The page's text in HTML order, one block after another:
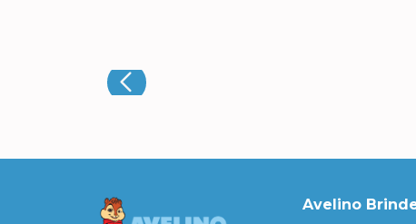
Avelino